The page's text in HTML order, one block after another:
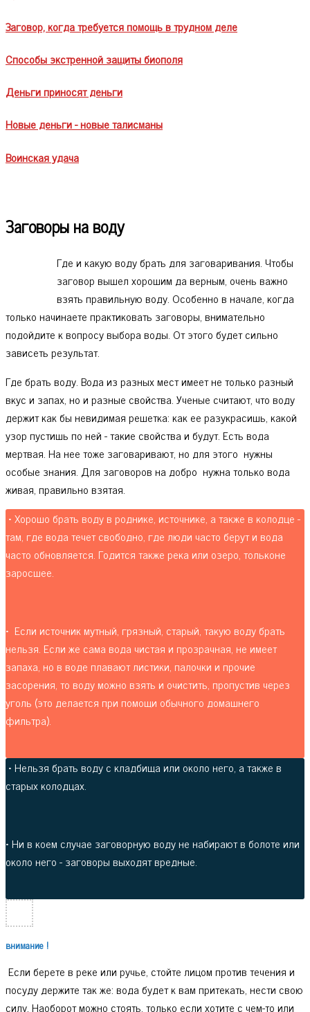
Заговор, когда требуется помощь в трудном деле
Способы экстренной защиты биополя
Деньги приносят деньги
Новые деньги - новые талисманы
Воинская удача
Заговоры на воду
Где и какую воду брать для заговаривания. Чтобы
заговор вышел хорошим да верным, очень важно
взять правильную воду. Особенно в начале, когда
только начинаете практиковать заговоры, внимательно
подойдите к вопросу выбора воды. От этого будет сильно
зависеть результат.
Где брать воду. Вода из разных мест имеет не только разный
вкус и запах, но и разные свойства. Ученые считают, что воду
держит как бы невидимая решетка: как ее разукрасишь, какой
узор пустишь по ней - такие свойства и будут. Есть вода
мертвая. На нее тоже заговаривают, но для этого нужны
особые знания. Для заговоров на добро нужна только вода
живая, правильно взятая.
• Хорошо брать воду в роднике, источнике, а также в колодце -
там, где вода течет свободно, где люди часто берут и вода
часто обновляется. Годится также река или озеро, тольконе
заросшее.
• Если источник мутный, грязный, старый, такую воду брать
нельзя. Если же сама вода чистая и прозрачная, не имеет
запаха, но в воде плавают листики, палочки и прочие
засорения, то воду можно взять и очистить, пропустив через
уголь (это делается при помощи обычного домашнего
фильтра).
• Нельзя брать воду с кладбища или около него, а также в
старых колодцах.
• Ни в коем случае заговорную воду не набирают в болоте или
около него - заговоры выходят вредные.
внимание !
Если берете в реке или ручье, стойте лицом против течения и
посуду держите так же: вода будет к вам притекать, нести свою
силу. Наоборот можно стоять, только если хотите с чем-то или